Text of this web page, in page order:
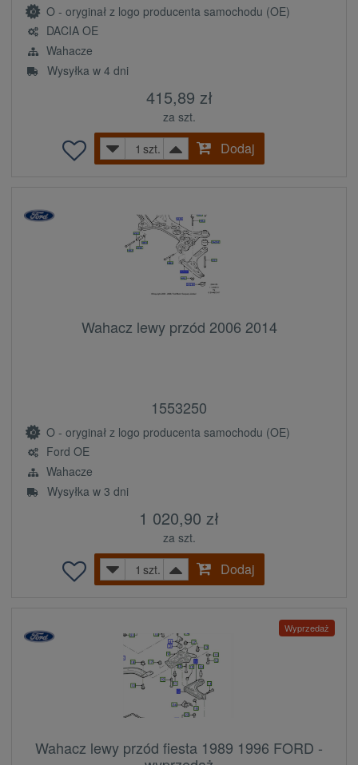
O - oryginał z logo producenta samochodu (OE)
DACIA OE
Wahacze
Wysyłka w 4 dni
415,89 zł
za szt.
szt.
Dodaj
Wahacz lewy przód 2006 2014
1553250
O - oryginał z logo producenta samochodu (OE)
Ford OE
Wahacze
Wysyłka w 3 dni
1 020,90 zł
za szt.
szt.
Dodaj
Wyprzedaż
Wahacz lewy przód fiesta 1989 1996 FORD -